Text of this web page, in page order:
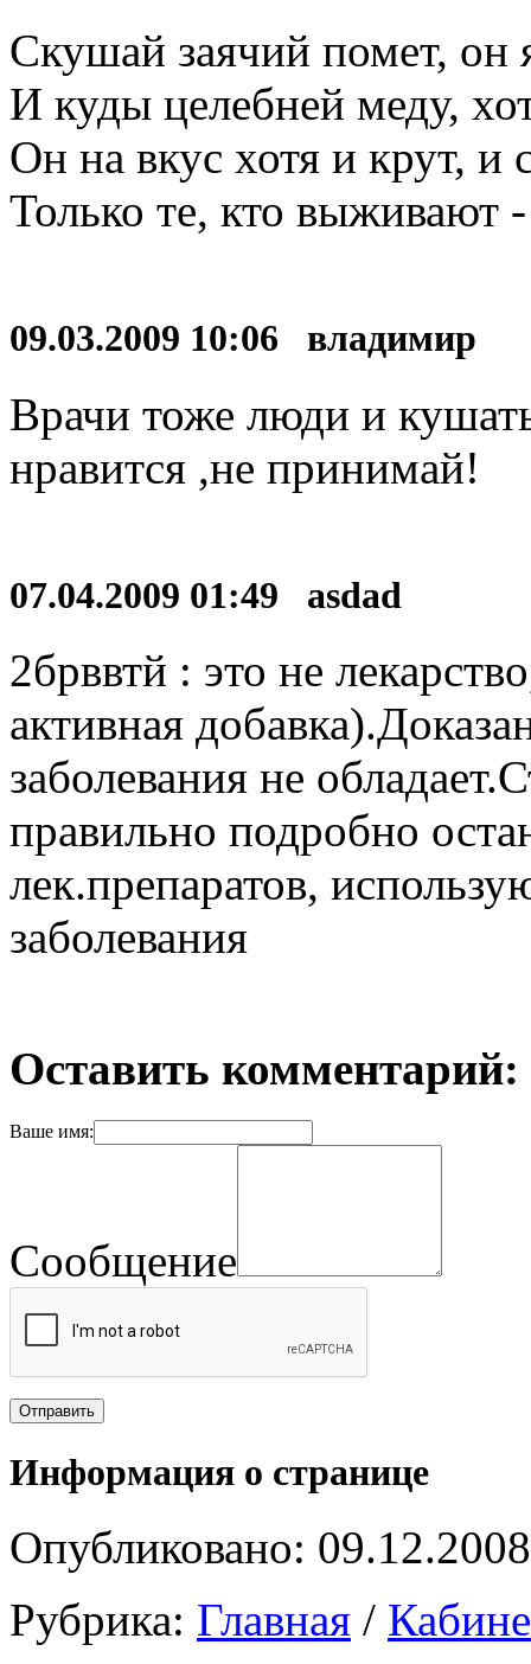
Скушай заячий помет,
И куды целебней меду,
Он на вкус хотя и крут, и
Только те, кто выживают
09.03.2009 10:06 владимир
Врачи тоже люди и
нравится ,не принимай!
07.04.2009 01:49 asdad
2брввтй : это не
активная
заболевания не
правильно подробно
лек.препаратов,
заболевания
Оставить комментарий:
Ваше имя:
Сообщение
Информация о странице
Опубликовано: 09.12.2008
Рубрика: Главная /